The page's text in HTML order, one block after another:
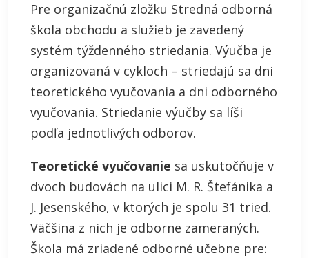
Pre organizačnú zložku Stredná odborná
škola obchodu a služieb je zavedený
systém týždenného striedania. Výučba je
organizovaná v cykloch – striedajú sa dni
teoretického vyučovania a dni odborného
vyučovania. Striedanie výučby sa líši
podľa jednotlivých odborov.
Teoretické vyučovanie sa uskutočňuje v
dvoch budovách na ulici M. R. Štefánika a
J. Jesenského, v ktorých je spolu 31 tried.
Väčšina z nich je odborne zameraných.
Škola má zriadené odborné učebne pre: